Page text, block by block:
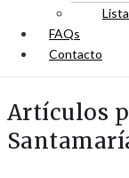
FAQs
Contacto
Artículos